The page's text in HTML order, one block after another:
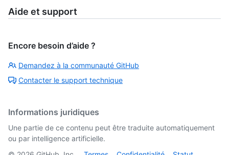
Aide et support
Encore besoin d’aide ?
Demandez à la communauté GitHub
Contacter le support technique
Informations juridiques
Une partie de ce contenu peut être traduite automatiquement
ou par intelligence artificielle.